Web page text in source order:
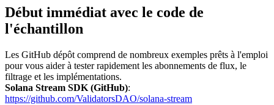
Début immédiat avec le code de
l'échantillon
Les GitHub dépôt comprend de nombreux exemples prêts à l'emploi
pour vous aider à tester rapidement les abonnements de flux, le
filtrage et les implémentations.
Solana Stream SDK (GitHub):
https://github.com/ValidatorsDAO/solana-stream